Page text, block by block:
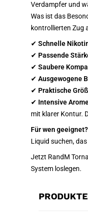
Verdampfer und
Was ist das
kontrollierten Zug
✔ Schnelle
✔ Passende
✔ Saubere
✔ Ausgewogene
✔ Praktische
✔ Intensive
mit klarer Kontur.
Für wen geeignet?
Liquid suchen,
Jetzt RandM
System loslegen.